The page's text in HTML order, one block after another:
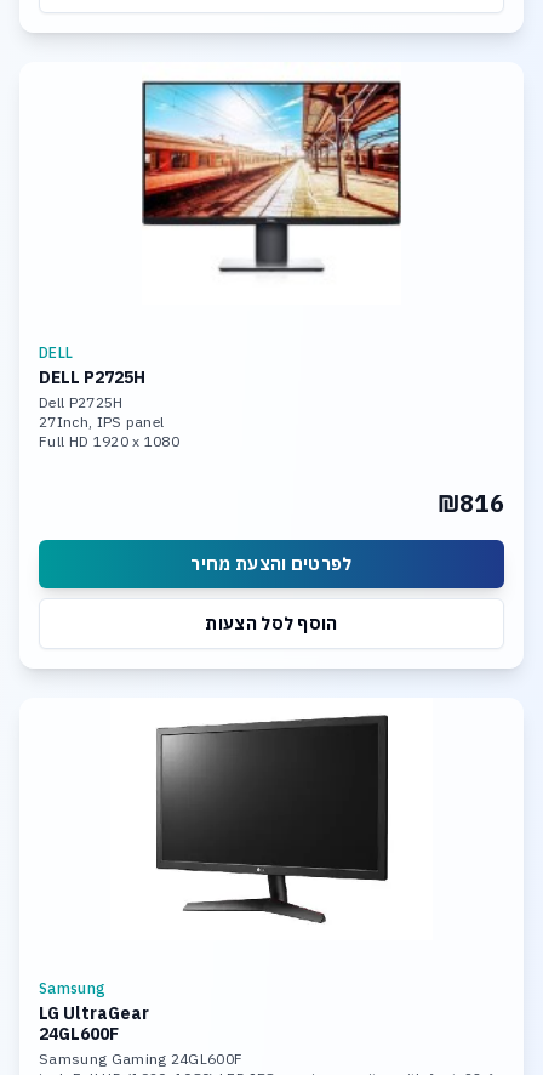
DELL
DELL P2725H
Dell P2725H
27Inch, IPS panel
Full HD 1920 x 1080
USB 3.2 Ports
₪816
לפרטים והצעת מחיר
הוסף לסל הצעות
Samsung
LG UltraGear
24GL600F
FHD 23.6inch 1ms IPS
Samsung Gaming 24GL600F